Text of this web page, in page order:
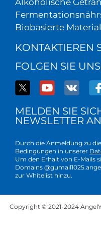
Alkoholische
Biobasierte
KONTAKTIEREN
FOLGEN SIE
MELDEN SIE
NEWSLETTER AN
Durch die Anmeldung zu
Bedingungen in unserer
Um den Erhalt von E-Mails
Domains
zur Whitelist hinzu.
Copyright © 2021-2024